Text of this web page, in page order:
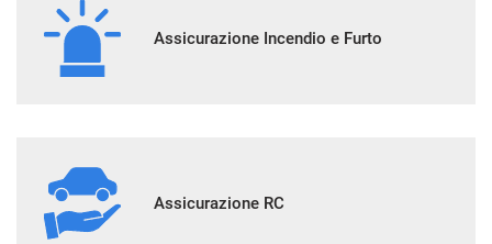
Assicurazione Incendio e Furto
Assicurazione RC